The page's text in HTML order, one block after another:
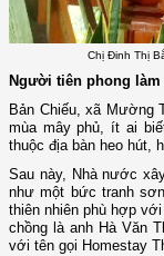
Chị Đinh Thị
Người tiên phong
Bản Chiếu, xã Mường
mùa mây phủ, ít ai
thuộc địa bàn heo hút,
Sau này, Nhà nước
như một bức tranh
thiên nhiên phù hợp
chồng là anh Hà Văn
với tên gọi Homestay